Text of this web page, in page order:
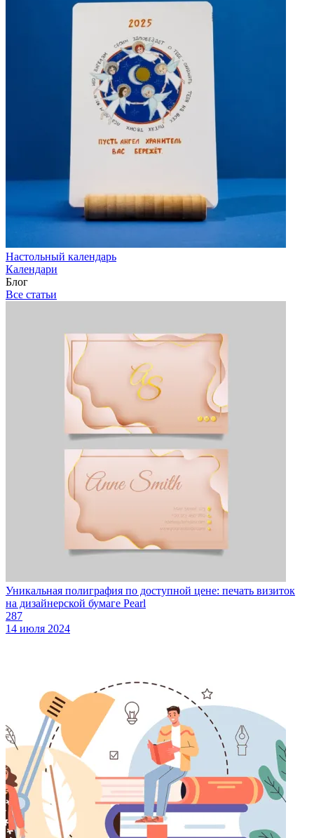
Настольный календарь
Календари
Блог
Все статьи
Уникальная полиграфия по доступной цене: печать визиток
на дизайнерской бумаге Pearl
287
14 июля 2024